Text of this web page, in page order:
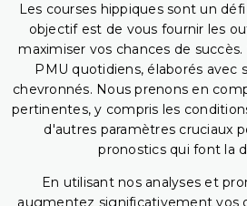
Les courses hippiques sont un
objectif est de vous fournir les
maximiser vos chances de
PMU quotidiens, élaborés avec
chevronnés. Nous prenons en
pertinentes, y compris les
d'autres paramètres cruciaux
pronostics qui font la
En utilisant nos analyses et